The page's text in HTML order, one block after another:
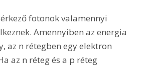
fotonok valamennyi
Amennyiben az energia
az n rétegben egy elektron
az n réteg és a p réteg